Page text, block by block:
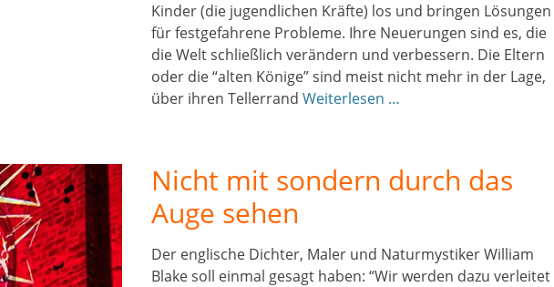
Kinder (die jugendlichen Kräfte) los und bringen Lösungen
für festgefahrene Probleme. Ihre Neuerungen sind es, die
die Welt schließlich verändern und verbessern. Die Eltern
oder die “alten Könige” sind meist nicht mehr in der Lage,
über ihren Tellerrand Weiterlesen …
Nicht mit sondern durch das
Auge sehen
Der englische Dichter, Maler und Naturmystiker William
Blake soll einmal gesagt haben: “Wir werden dazu verleitet